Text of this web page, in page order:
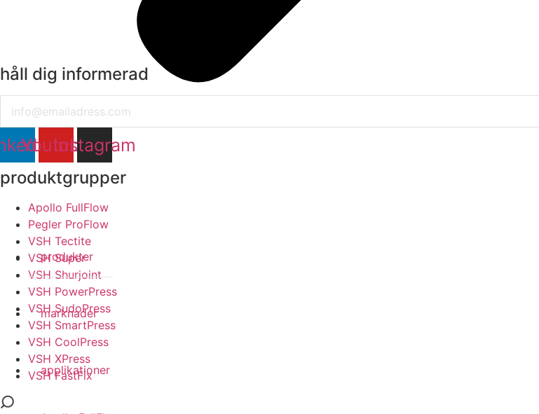
produkter
marknader
applikationer
håll dig informerad
Youtube
Instagram
produktgrupper
Apollo FullFlow
Pegler ProFlow
VSH Tectite
VSH Super
VSH Shurjoint
VSH PowerPress
VSH SudoPress
VSH SmartPress
VSH CoolPress
VSH XPress
VSH FastFix